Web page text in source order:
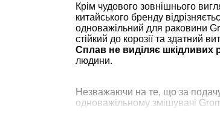
Крім чудового зовнішнього
китайського бренду
одноважільний для раковини
стійкий до корозії та здатний
Сплав не виділяє шкідливих
людини.
Незважаючи на те, що за
одноважільному змішувачі